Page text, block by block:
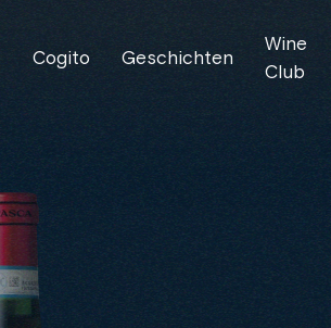
Cogito Geschichten
Wine
Club